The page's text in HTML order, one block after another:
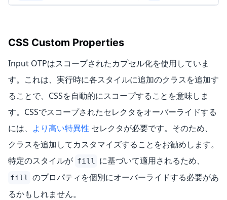
CSS Custom Properties
Input OTPはスコープされたカプセル化を使用していま
す。これは、実行時に各スタイルに追加のクラスを追加す
ることで、CSSを自動的にスコープすることを意味しま
す。CSSでスコープされたセレクタをオーバーライドする
には、 より高い特異性 セレクタが必要です。そのため、
クラスを追加してカスタマイズすることをお勧めします。
特定のスタイルが fill に基づいて適用されるため、
fill
のプロパティを個別にオーバーライドする必要があ
るかもしれません。